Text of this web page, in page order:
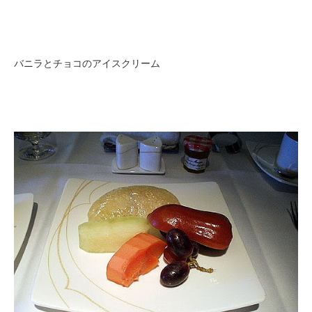
バニラとチョコのアイスクリーム